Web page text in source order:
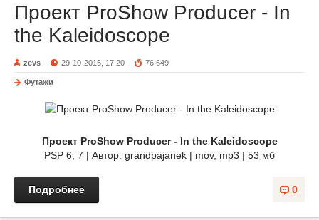
Проект ProShow Producer - In
the Kaleidoscope
zevs 29-10-2016, 17:20 76 649
Футажи
Проект ProShow Producer - In the Kaleidoscope
PSP 6, 7 | Автор: grandpajanek | mov, mp3 | 53 мб
0
Подробнее